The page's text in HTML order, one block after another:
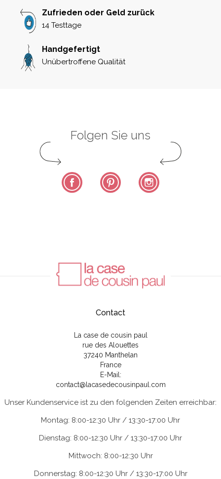
Zufrieden oder Geld zurück
14 Testtage
Handgefertigt
Unübertroffene Qualität
Folgen Sie uns
Facebook Pinterest
Contact
La case de cousin paul
rue des Alouettes
37240 Manthelan
France
E-Mail:
contact@lacasedecousinpaul.com
Unser Kundenservice ist zu den folgenden Zeiten erreichbar:
Montag: 8:00-12:30 Uhr / 13:30-17:00 Uhr
Dienstag: 8:00-12:30 Uhr / 13:30-17:00 Uhr
Mittwoch: 8:00-12:30 Uhr
Donnerstag: 8:00-12:30 Uhr / 13:30-17:00 Uhr